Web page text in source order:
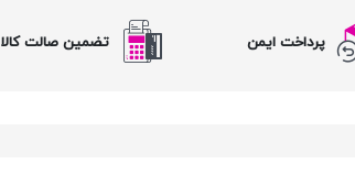
پرداخت ایمن تضمین صالت کالا